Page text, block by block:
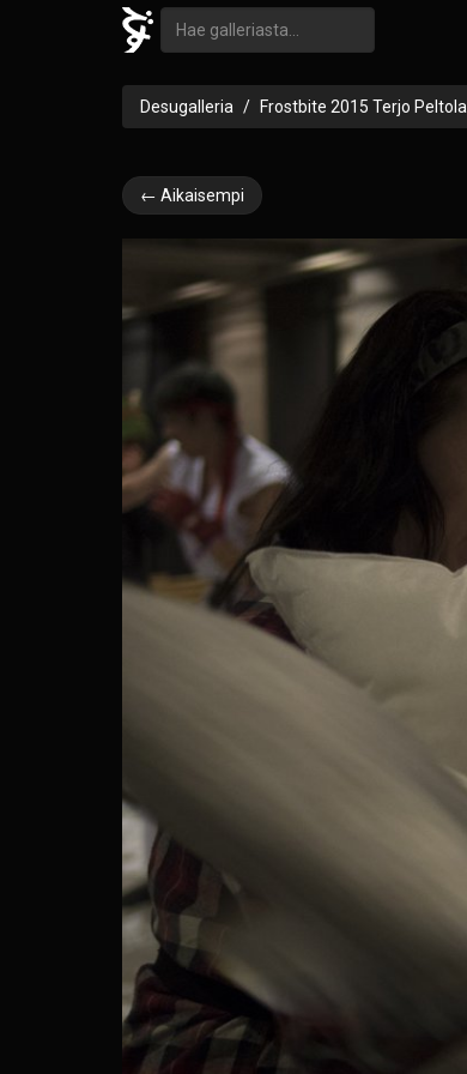
Desugalleria Frostbite 2015 Terjo Peltola
← Aikaisempi